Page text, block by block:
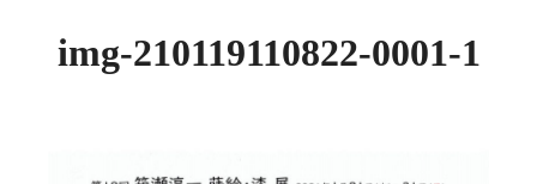
img-210119110822-0001-1